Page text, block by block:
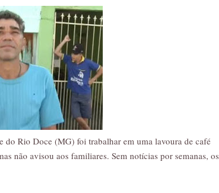
do Rio Doce (MG) foi trabalhar em uma lavoura de café
não avisou aos familiares. Sem notícias por semanas, os